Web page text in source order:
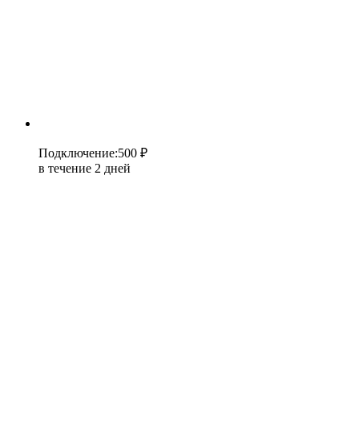
Подключение:500 ₽
в течение 2 дней